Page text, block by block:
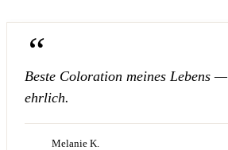
“
Beste Coloration meines Lebens —
ehrlich.
Melanie K.